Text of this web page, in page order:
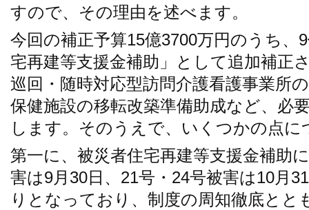
すので、その理由を述べます。
今回の補正予算15億3700万円のうち、
宅再建等支援金補助」として追加補正
巡回・随時対応型訪問介護看護事業所
保健施設の移転改築準備助成など、必
します。そのうえで、いくつかの点
第一に、被災者住宅再建等支援金補助
害は9月30日、21号・24号被害は10月
りとなっており、制度の周知徹底とと